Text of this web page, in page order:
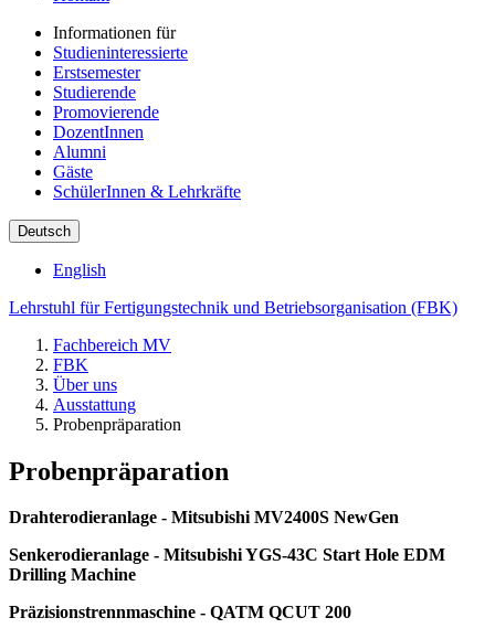
Informationen für
Studieninteressierte
Erstsemester
Studierende
Promovierende
DozentInnen
Alumni
Gäste
SchülerInnen & Lehrkräfte
Deutsch
English
Lehrstuhl für Fertigungstechnik und Betriebsorganisation (FBK)
Fachbereich MV
FBK
Über uns
Ausstattung
Probenpräparation
Probenpräparation
Drahterodieranlage - Mitsubishi MV2400S NewGen
Senkerodieranlage - Mitsubishi YGS-43C Start Hole EDM
Drilling Machine
Präzisionstrennmaschine - QATM QCUT 200